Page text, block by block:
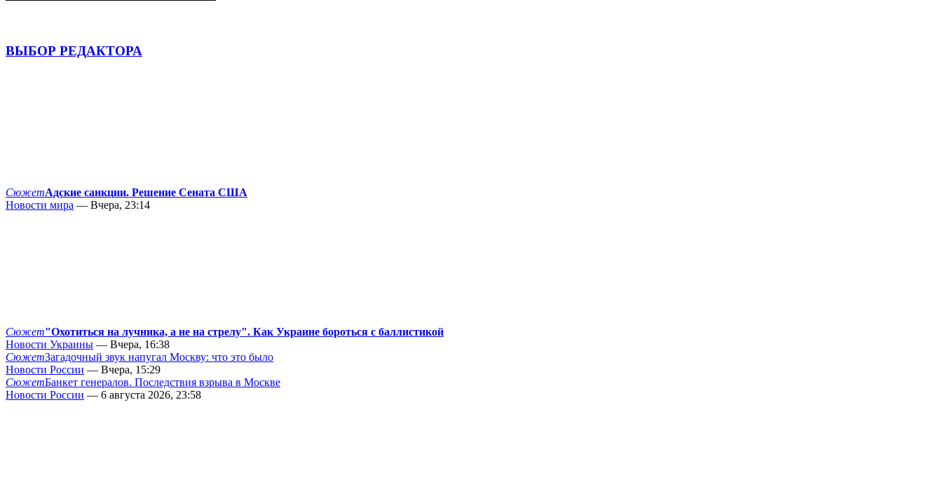
ВЫБОР РЕДАКТОРА
СюжетАдские санкции. Решение Сената США
Новости мира — Вчера, 23:14
Сюжет"Охотиться на лучника, а не на стрелу". Как Украине бороться с баллистикой
Новости Украины — Вчера, 16:38
СюжетЗагадочный звук напугал Москву: что это было
Новости России — Вчера, 15:29
СюжетБанкет генералов. Последствия взрыва в Москве
Новости России — 6 августа 2026, 23:58